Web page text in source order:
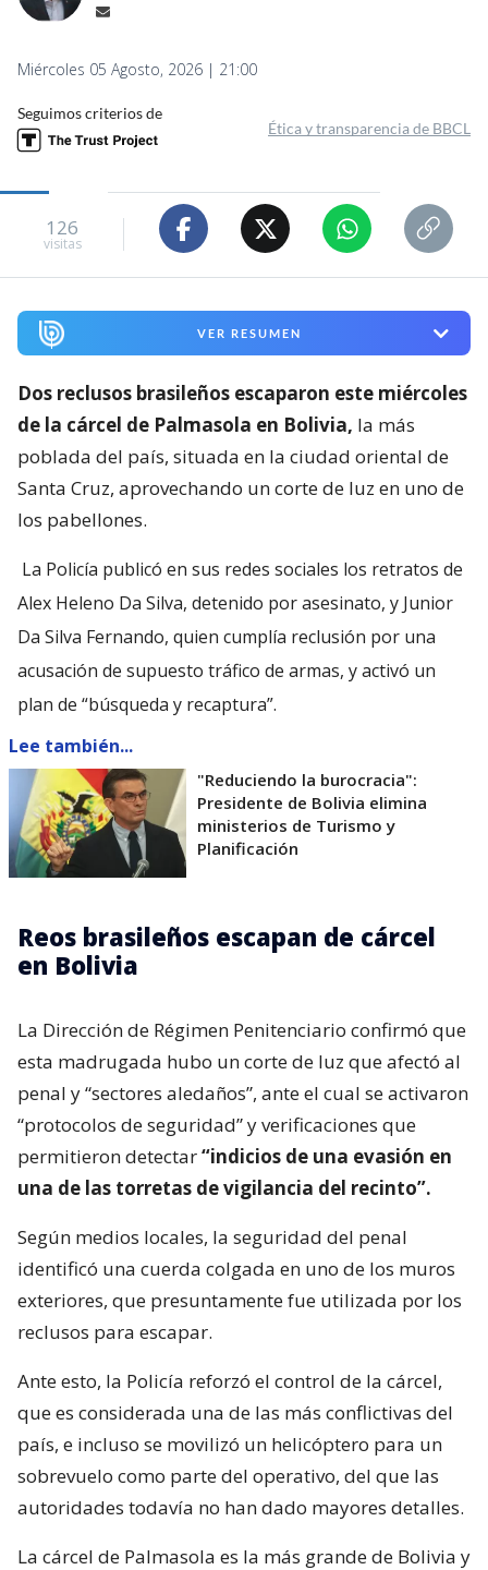
Miércoles 05 Agosto, 2026 | 21:00
Seguimos criterios de
Ética y transparencia de BBCL
126
visitas
VER RESUMEN
Dos reclusos brasileños escaparon este miércoles
de la cárcel de Palmasola en Bolivia, la más
poblada del país, situada en la ciudad oriental de
Santa Cruz, aprovechando un corte de luz en uno de
los pabellones.
La Policía publicó en sus redes sociales los retratos de
Alex Heleno Da Silva, detenido por asesinato, y Junior
Da Silva Fernando, quien cumplía reclusión por una
acusación de supuesto tráfico de armas, y activó un
plan de “búsqueda y recaptura”.
Lee también...
"Reduciendo la burocracia":
Presidente de Bolivia elimina
ministerios de Turismo y
Planificación
Reos brasileños escapan de cárcel
en Bolivia
La Dirección de Régimen Penitenciario confirmó que
esta madrugada hubo un corte de luz que afectó al
penal y “sectores aledaños”, ante el cual se activaron
“protocolos de seguridad” y verificaciones que
permitieron detectar“indicios de una evasión en
una de las torretas de vigilancia del recinto”.
Según medios locales, la seguridad del penal
identificó una cuerda colgada en uno de los muros
exteriores, que presuntamente fue utilizada por los
reclusos para escapar.
Ante esto, la Policía reforzó el control de la cárcel,
que es considerada una de las más conflictivas del
país, e incluso se movilizó un helicóptero para un
sobrevuelo como parte del operativo, del que las
autoridades todavía no han dado mayores detalles.
La cárcel de Palmasola es la más grande de Bolivia y